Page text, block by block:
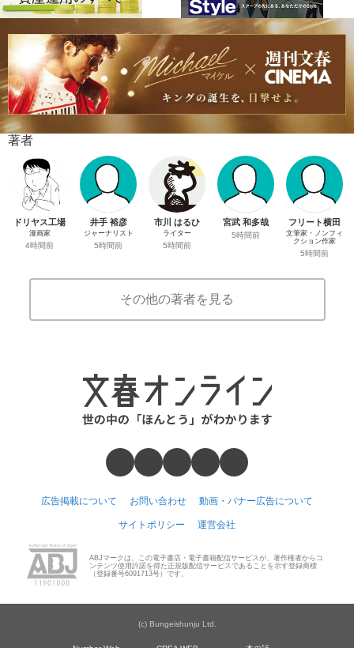
著者
ドリヤス工場
漫画家
4時間前
井手 裕彦
ジャーナリスト
5時間前
市川 はるひ
ライター
5時間前
宮武 和多哉
5時間前
フリート横田
文筆家・ノンフィ
クション作家
5時間前
その他の著者を見る
広告掲載について お問い合わせ 動画・バナー広告について
サイトポリシー 運営会社
ABJマークは、この電子書店・電子書籍配信サービスが、著作権者からコ
ンテンツ使用許諾を得た正規版配信サービスであることを示す登録商標
（登録番号6091713号）です。
(c) Bungeishunju Ltd.